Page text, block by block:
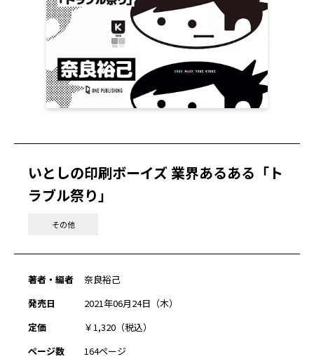
いとしの印刷ボーイズ 業界あるある「ト
ラブル祭り」
その他
著者・編者
奈良裕己
発売日
2021年06月24日（木）
定価
￥1,320（税込）
ページ数
164ページ